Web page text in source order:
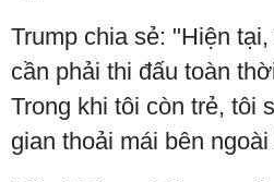
Trump chia sẻ: "Hiện
cần phải thi đấu toàn
Trong khi tôi còn trẻ, tôi
gian thoải mái bên